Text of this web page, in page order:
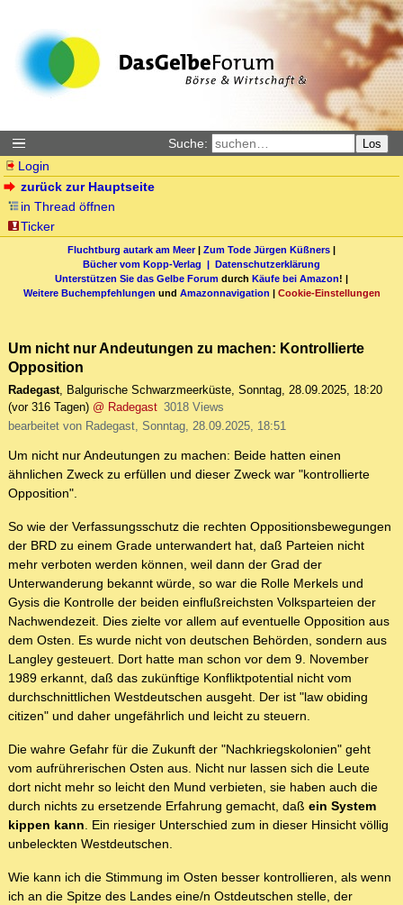
Suche: Los
Login
zurück zur Hauptseite
in Thread öffnen
Ticker
Fluchtburg autark am Meer| Zum Tode Jürgen Küßners |
Bücher vom Kopp-Verlag | Datenschutzerklärung
Unterstützen Sie das Gelbe Forum durch Käufe bei Amazon! |
Weitere Buchempfehlungen und Amazonnavigation | Cookie-Einstellungen
Um nicht nur Andeutungen zu machen: Kontrollierte
Opposition
Radegast, Balgurische Schwarzmeerküste, Sonntag, 28.09.2025, 18:20
(vor 316 Tagen) @ Radegast 3018 Views
bearbeitet von Radegast, Sonntag, 28.09.2025, 18:51
Um nicht nur Andeutungen zu machen: Beide hatten einen
ähnlichen Zweck zu erfüllen und dieser Zweck war "kontrollierte
Opposition".
So wie der Verfassungsschutz die rechten Oppositionsbewegungen
der BRD zu einem Grade unterwandert hat, daß Parteien nicht
mehr verboten werden können, weil dann der Grad der
Unterwanderung bekannt würde, so war die Rolle Merkels und
Gysis die Kontrolle der beiden einflußreichsten Volksparteien der
Nachwendezeit. Dies zielte vor allem auf eventuelle Opposition aus
dem Osten. Es wurde nicht von deutschen Behörden, sondern aus
Langley gesteuert. Dort hatte man schon vor dem 9. November
1989 erkannt, daß das zukünftige Konfliktpotential nicht vom
durchschnittlichen Westdeutschen ausgeht. Der ist "law obiding
citizen" und daher ungefährlich und leicht zu steuern.
Die wahre Gefahr für die Zukunft der "Nachkriegskolonien" geht
vom aufrührerischen Osten aus. Nicht nur lassen sich die Leute
dort nicht mehr so leicht den Mund verbieten, sie haben auch die
durch nichts zu ersetzende Erfahrung gemacht, daß ein System
kippen kann. Ein riesiger Unterschied zum in dieser Hinsicht völlig
unbeleckten Westdeutschen.
Wie kann ich die Stimmung im Osten besser kontrollieren, als wenn
ich an die Spitze des Landes eine/n Ostdeutschen stelle, der